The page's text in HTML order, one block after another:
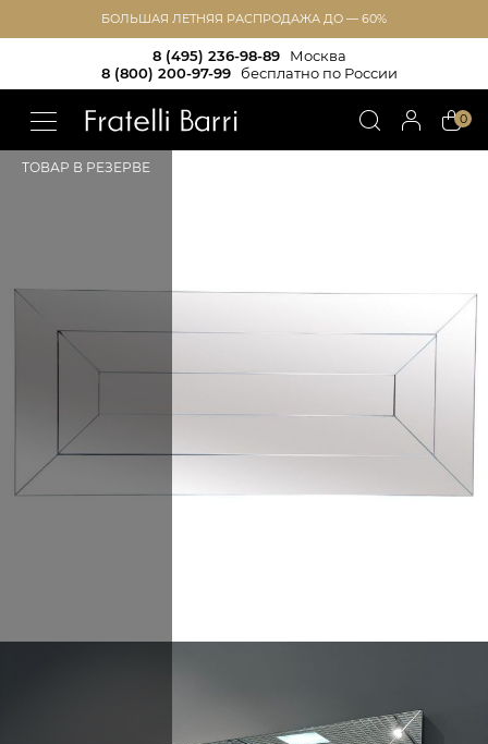
БОЛЬШАЯ ЛЕТНЯЯ РАСПРОДАЖА ДО — 60%
8 (495) 236-98-89
Москва
8 (800) 200-97-99
бесплатно по России
0
ТОВАР В РЕЗЕРВЕ